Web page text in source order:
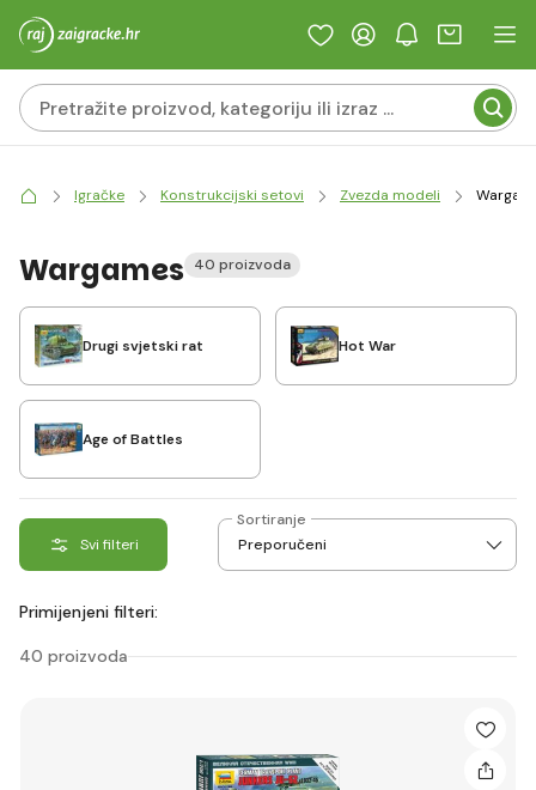
Igračke Konstrukcijski setovi Zvezda modeli
Wargames 40 proizvoda
Drugi svjetski rat Hot War
Age of Battles
Svi filteri
Sortiranje
Primijenjeni filteri:
40 proizvoda